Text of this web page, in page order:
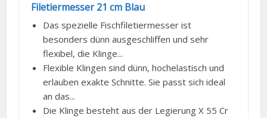
Filetiermesser 21 cm Blau
Das spezielle Fischfiletiermesser ist
besonders dünn ausgeschliffen und sehr
flexibel, die Klinge...
Flexible Klingen sind dünn, hochelastisch und
erlauben exakte Schnitte. Sie passt sich ideal
an das...
Die Klinge besteht aus der Legierung X 55 Cr